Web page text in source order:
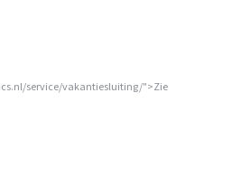
service/vakantiesluiting/">Zie